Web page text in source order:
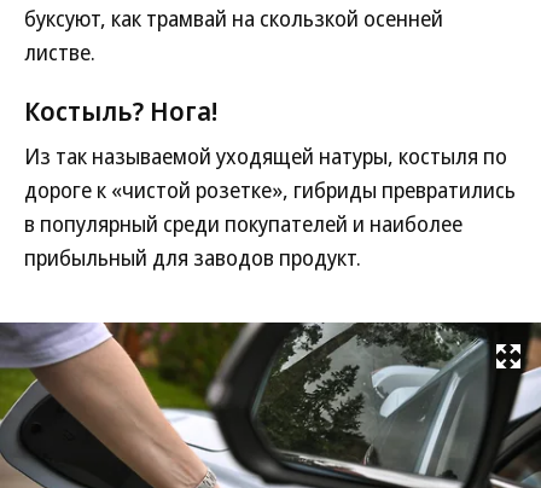
буксуют, как трамвай на скользкой осенней
листве.
Костыль? Нога!
Из так называемой уходящей натуры, костыля по
дороге к «чистой розетке», гибриды превратились
в популярный среди покупателей и наиболее
прибыльный для заводов продукт.
Развернуть